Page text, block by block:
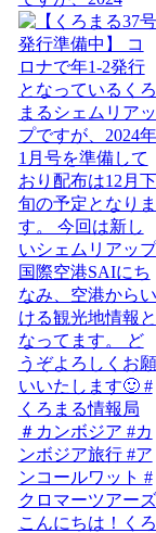
こんにちは！くろ